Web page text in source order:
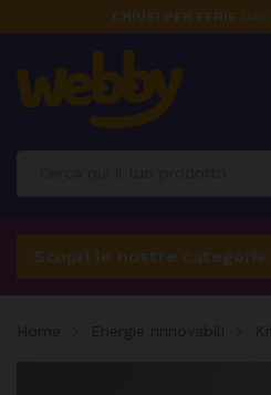
CHIUSI PER FERIE DAL
Scopri le nostre categorie